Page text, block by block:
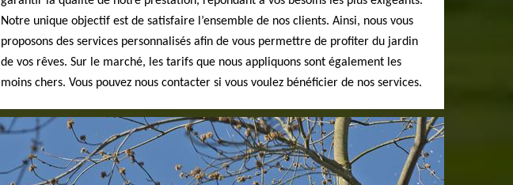
Notre unique objectif est de satisfaire l’ensemble de nos clients. Ainsi, nous vous
proposons des services personnalisés afin de vous permettre de profiter du jardin
de vos rêves. Sur le marché, les tarifs que nous appliquons sont également les
moins chers. Vous pouvez nous contacter si vous voulez bénéficier de nos services.